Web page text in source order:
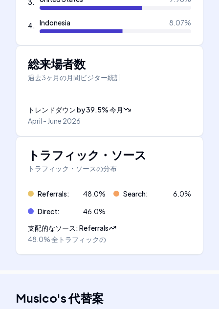
3.
4. Indonesia 8.07%
総来場者数
過去3ヶ月の月間ビジター統計
トレンドダウンby39.5%今月
April - June 2026
トラフィック・ソース
トラフィック・ソースの分布
Referrals: 48.0% Search: 6.0%
Direct: 46.0%
支配的なソース:Referrals
48.0%全トラフィックの
Musico's代替案